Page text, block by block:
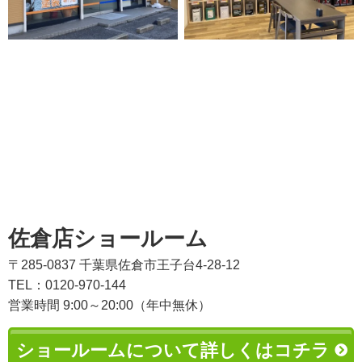
佐倉店ショールーム
〒285-0837 千葉県佐倉市王子台4-28-12
TEL：0120-970-144
営業時間 9:00～20:00（年中無休）
ショールームについて詳しくはコチラ